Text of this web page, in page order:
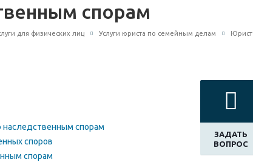
спорам
для физических лиц Услуги юриста по семейным делам Юрист
ЗАДАТЬ
ВОПРОС
наследственным спорам
споров
спорам